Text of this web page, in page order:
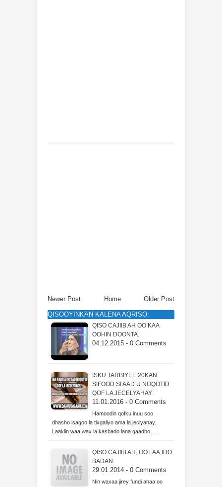
Newer Post Older Post
Home
QISOOYINKAN KALENA AQRISO:
QISO CAJIIB AH OO KAA
OOHIN DOONTA.
04.12.2015 - 0 Comments
ISKU TARBIYEE 20KAN
SIFOOD SI AAD U NOQOTID
QOF LA JECELYAHAY.
11.01.2016 - 0 Comments
Hamoodin qofku inuu soo
dhasho isagoo la tixgaliyo ama la jeclyahay.
Laakiin waa wax la kasbado lana gaadho…
QISO CAJIIB AH, OO FAA,IDO
BADAN.
29.01.2014 - 0 Comments
Nin waxaa jirey fundi ahaa oo